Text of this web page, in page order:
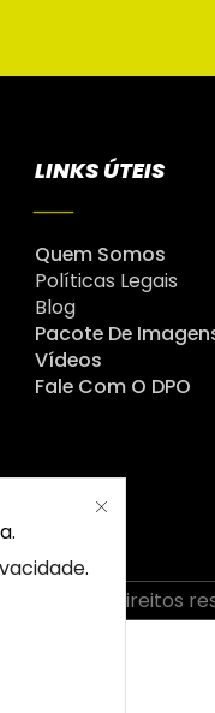
LINKS ÚTEIS
Quem Somos
Políticas Legais
Blog
Pacote De
Vídeos
Fale Com O DPO
| Todos os direitos
.